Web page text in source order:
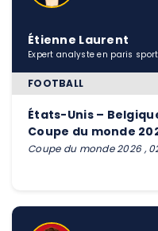
Étienne Laurent
Expert analyste en paris
FOOTBALL
États-Unis –
Coupe du monde
Coupe du monde 2026 ,